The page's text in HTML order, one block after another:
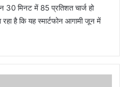
30 मिनट में 85 प्रतिशत चार्ज हो
है कि यह स्मार्टफोन आगामी जून में